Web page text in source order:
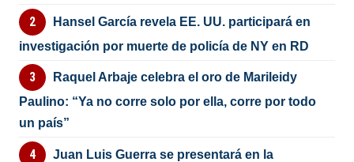
Hansel García revela EE. UU. participará en
investigación por muerte de policía de NY en RD
Raquel Arbaje celebra el oro de Marileidy
Paulino: “Ya no corre solo por ella, corre por todo
un país”
Juan Luis Guerra se presentará en la